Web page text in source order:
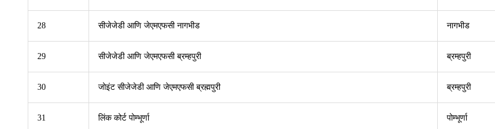
28 सीजेजेडी आणि जेएमएफसी नागभीड नागभीड
29 सीजेजेडी आणि जेएमएफसी ब्रम्हपुरी ब्रम्हपुरी
30 जोइंट सीजेजेडी आणि जेएमएफसी ब्रह्मपुरी ब्रम्हपुरी
31 लिंक कोर्ट पोम्भूर्णा पोम्भूर्णा